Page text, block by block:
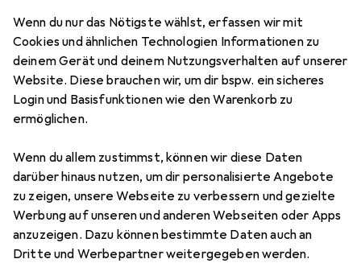
Wenn du nur das Nötigste wählst, erfassen wir mit
Cookies und ähnlichen Technologien Informationen zu
deinem Gerät und deinem Nutzungsverhalten auf unserer
Website. Diese brauchen wir, um dir bspw. ein sicheres
Login und Basisfunktionen wie den Warenkorb zu
ermöglichen.
Wenn du allem zustimmst, können wir diese Daten
darüber hinaus nutzen, um dir personalisierte Angebote
zu zeigen, unsere Webseite zu verbessern und gezielte
Werbung auf unseren und anderen Webseiten oder Apps
anzuzeigen. Dazu können bestimmte Daten auch an
Dritte und Werbepartner weitergegeben werden.
5 Bilder
SnapstyleHochflor Shaggy Teppich
Palace
133 cm
Preis in EUR inkl. MwSt.
EUR
99,90
76
Bewertungen Marke
Mehr von Snapstyle